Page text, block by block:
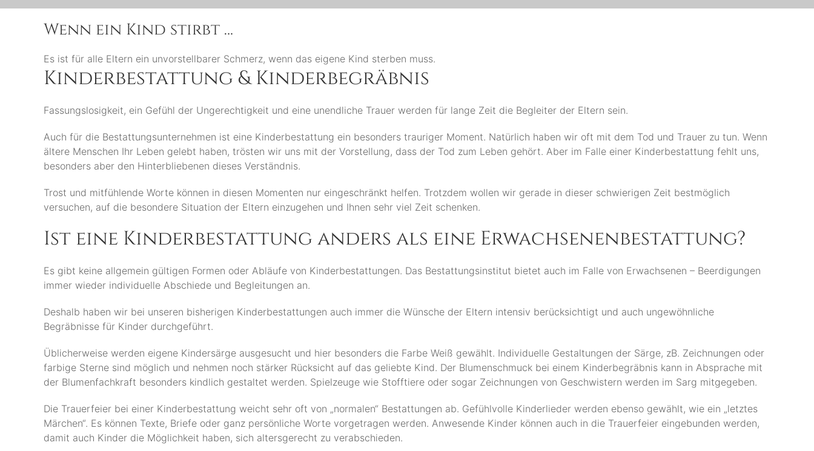
Wenn ein Kind stirbt …
Es ist für alle Eltern ein unvorstellbarer Schmerz, wenn das eigene Kind sterben muss.
Kinderbestattung & Kinderbegräbnis
Fassungslosigkeit, ein Gefühl der Ungerechtigkeit und eine unendliche Trauer werden für lange Zeit die Begleiter der Eltern sein.
Auch für die Bestattungsunternehmen ist eine Kinderbestattung ein besonders trauriger Moment. Natürlich haben wir oft mit dem Tod und Trauer zu tun. Wenn
ältere Menschen Ihr Leben gelebt haben, trösten wir uns mit der Vorstellung, dass der Tod zum Leben gehört. Aber im Falle einer Kinderbestattung fehlt uns,
besonders aber den Hinterbliebenen dieses Verständnis.
Trost und mitfühlende Worte können in diesen Momenten nur eingeschränkt helfen. Trotzdem wollen wir gerade in dieser schwierigen Zeit bestmöglich
versuchen, auf die besondere Situation der Eltern einzugehen und Ihnen sehr viel Zeit schenken.
Ist eine Kinderbestattung anders als eine Erwachsenenbestattung?
Es gibt keine allgemein gültigen Formen oder Abläufe von Kinderbestattungen. Das Bestattungsinstitut bietet auch im Falle von Erwachsenen – Beerdigungen
immer wieder individuelle Abschiede und Begleitungen an.
Deshalb haben wir bei unseren bisherigen Kinderbestattungen auch immer die Wünsche der Eltern intensiv berücksichtigt und auch ungewöhnliche
Begräbnisse für Kinder durchgeführt.
Üblicherweise werden eigene Kindersärge ausgesucht und hier besonders die Farbe Weiß gewählt. Individuelle Gestaltungen der Särge, zB. Zeichnungen oder
farbige Sterne sind möglich und nehmen noch stärker Rücksicht auf das geliebte Kind. Der Blumenschmuck bei einem Kinderbegräbnis kann in Absprache mit
der Blumenfachkraft besonders kindlich gestaltet werden. Spielzeuge wie Stofftiere oder sogar Zeichnungen von Geschwistern werden im Sarg mitgegeben.
Die Trauerfeier bei einer Kinderbestattung weicht sehr oft von „normalen“ Bestattungen ab. Gefühlvolle Kinderlieder werden ebenso gewählt, wie ein „letztes
Märchen“. Es können Texte, Briefe oder ganz persönliche Worte vorgetragen werden. Anwesende Kinder können auch in die Trauerfeier eingebunden werden,
damit auch Kinder die Möglichkeit haben, sich altersgerecht zu verabschieden.